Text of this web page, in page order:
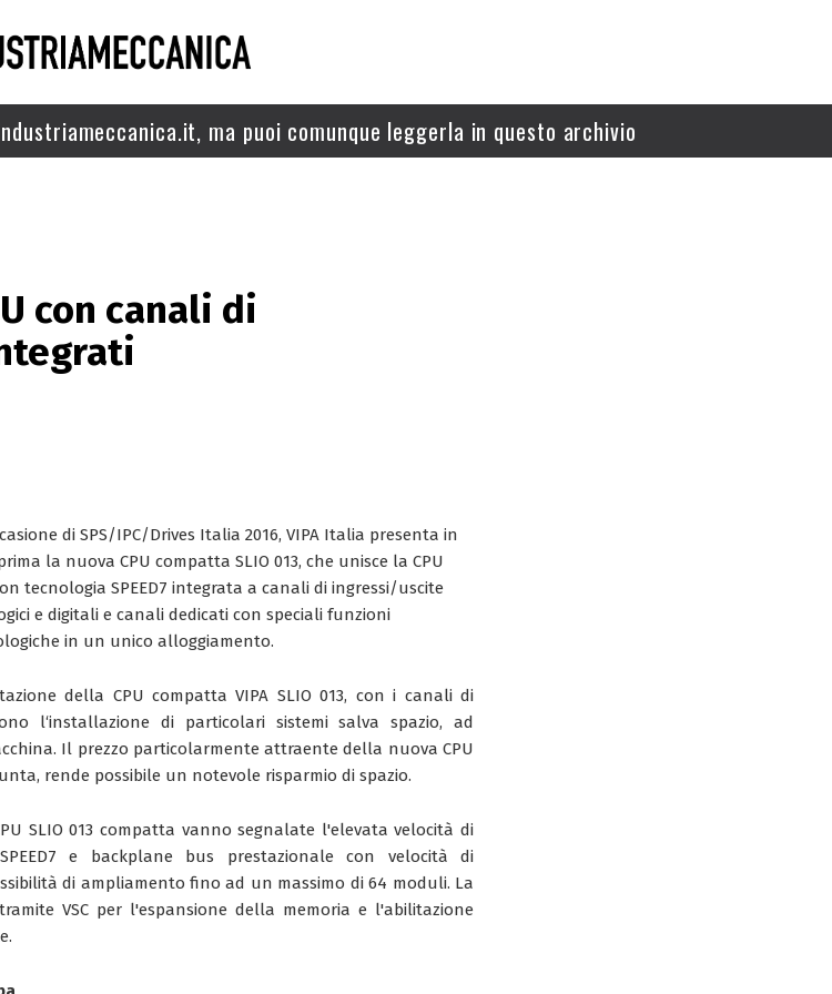
ma puoi comunque leggerla in questo archivio
con canali di
di SPS/IPC/Drives Italia 2016, VIPA Italia presenta in
la nuova CPU compatta SLIO 013, che unisce la CPU
tecnologia SPEED7 integrata a canali di ingressi/uscite
e digitali e canali dedicati con speciali funzioni
in un unico alloggiamento.
della CPU compatta VIPA SLIO 013, con i canali di
l‘installazione di particolari sistemi salva spazio, ad
Il prezzo particolarmente attraente della nuova CPU
rende possibile un notevole risparmio di spazio.
SLIO 013 compatta vanno segnalate l'elevata velocità di
e backplane bus prestazionale con velocità di
di ampliamento fino ad un massimo di 64 moduli. La
VSC per l'espansione della memoria e l'abilitazione